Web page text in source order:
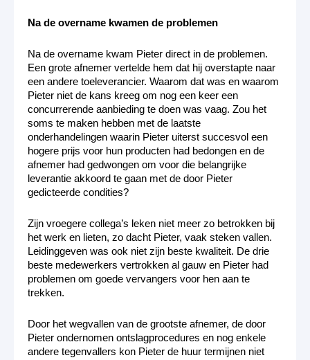
Na de overname kwamen de problemen
Na de overname kwam Pieter direct in de problemen.
Een grote afnemer vertelde hem dat hij overstapte naar
een andere toeleverancier. Waarom dat was en waarom
Pieter niet de kans kreeg om nog een keer een
concurrerende aanbieding te doen was vaag. Zou het
soms te maken hebben met de laatste
onderhandelingen waarin Pieter uiterst succesvol een
hogere prijs voor hun producten had bedongen en de
afnemer had gedwongen om voor die belangrijke
leverantie akkoord te gaan met de door Pieter
gedicteerde condities?
Zijn vroegere collega’s leken niet meer zo betrokken bij
het werk en lieten, zo dacht Pieter, vaak steken vallen.
Leidinggeven was ook niet zijn beste kwaliteit. De drie
beste medewerkers vertrokken al gauw en Pieter had
problemen om goede vervangers voor hen aan te
trekken.
Door het wegvallen van de grootste afnemer, de door
Pieter ondernomen ontslagprocedures en nog enkele
andere tegenvallers kon Pieter de huur termijnen niet